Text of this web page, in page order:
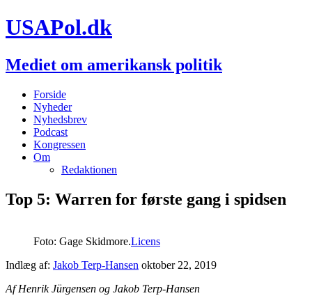
USAPol.dk
Mediet om amerikansk politik
Forside
Nyheder
Nyhedsbrev
Podcast
Kongressen
Om
Redaktionen
Top 5: Warren for første gang i spidsen
Foto: Gage Skidmore.Licens
Indlæg af: Jakob Terp-Hansen oktober 22, 2019
Af Henrik Jürgensen og Jakob Terp-Hansen